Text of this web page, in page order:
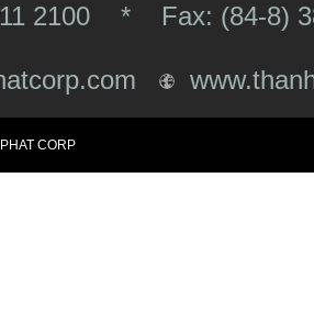
2100 * Fax: (84-8)
CORP